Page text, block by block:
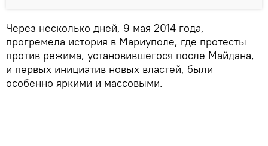
Через несколько дней, 9 мая 2014 года,
прогремела история в Мариуполе, где протесты
против режима, установившегося после Майдана,
и первых инициатив новых властей, были
особенно яркими и массовыми.